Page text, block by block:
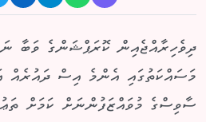
ދިވެހިރާއްޖެއިން ކޮރަޕްޝަންގެ ވަބާ
މަސައްކަތުގައި އެންމެ އިސް ދައުރެއް
ސާވިސްގެ މުވައްޒަފުންނަށް ކަމަށް